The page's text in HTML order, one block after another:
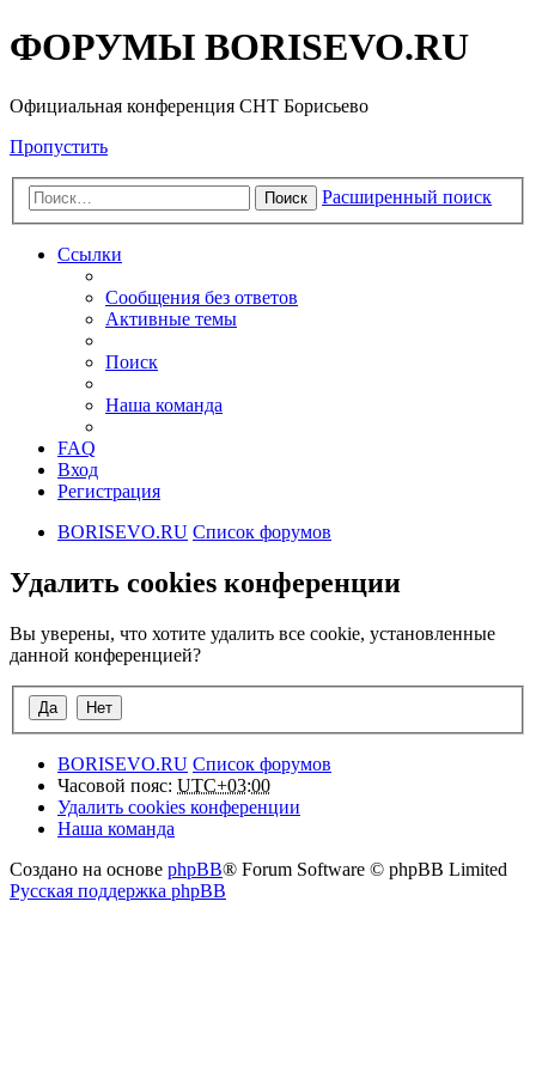
ФОРУМЫ BORISEVO.RU
Официальная конференция СНТ Борисьево
Пропустить
Поиск Расширенный поиск
Ссылки
Сообщения без ответов
Активные темы
Поиск
Наша команда
FAQ
Вход
Регистрация
BORISEVO.RU Список форумов
Удалить cookies конференции
Вы уверены, что хотите удалить все cookie, установленные
данной конференцией?
BORISEVO.RU Список форумов
Часовой пояс: UTC+03:00
Удалить cookies конференции
Наша команда
Создано на основе phpBB® Forum Software © phpBB Limited
Русская поддержка phpBB